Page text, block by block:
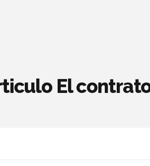
El